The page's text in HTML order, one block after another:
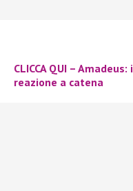
CLICCA QUI –
reazione a catena